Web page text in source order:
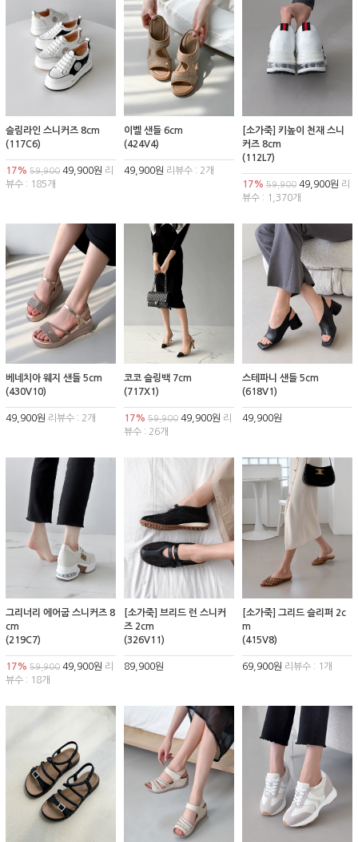
슬림라인 스니커즈 8cm
(117C6)
17% 59,900 49,900원 리
뷰수 : 185개
이벨 샌들 6cm
(424V4)
49,900원 리뷰수 : 2개
[소가죽] 키높이 천재 스니
커즈 8cm
(112L7)
17% 59,90049,900원 리
뷰수 : 1,370개
베네치아 웨지 샌들 5cm
(430V10)
49,900원 리뷰수 : 2개
코코 슬링백 7cm
(717X1)
17% 59,90049,900원 리
뷰수 : 26개
스테파니 샌들 5cm
(618V1)
49,900원
그리너리 에어굽 스니커즈 8
cm
(219C7)
17% 59,900 49,900원 리
뷰수 : 18개
[소가죽] 브리드 런 스니커
즈 2cm
(326V11)
89,900원
[소가죽] 그리드 슬리퍼 2c
m
(415V8)
69,900원 리뷰수 : 1개